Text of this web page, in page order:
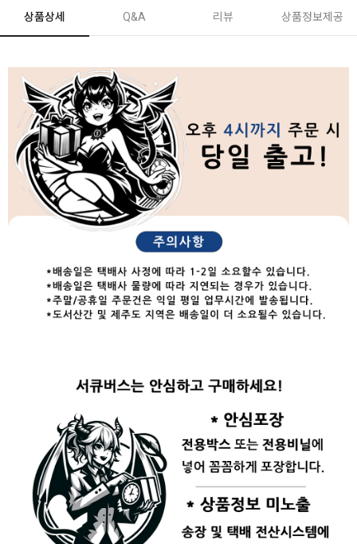
상품상세 Q&A 리뷰 상품정보제공